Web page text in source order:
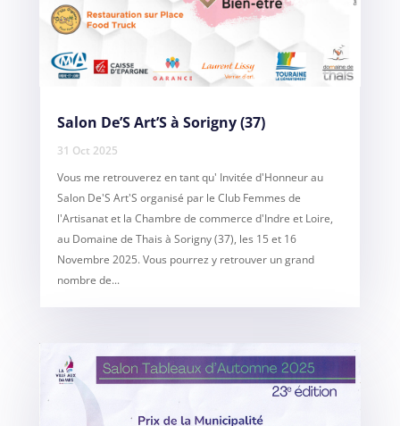
Salon De’S Art’S à Sorigny (37)
31 Oct 2025
Vous me retrouverez en tant qu' Invitée d'Honneur au
Salon De'S Art'S organisé par le Club Femmes de
l'Artisanat et la Chambre de commerce d'Indre et Loire,
au Domaine de Thais à Sorigny (37), les 15 et 16
Novembre 2025. Vous pourrez y retrouver un grand
nombre de...